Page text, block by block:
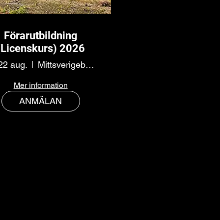
Förarutbildning
2026
aug. Mittsverigebanan
Mer information
ANMÄLAN